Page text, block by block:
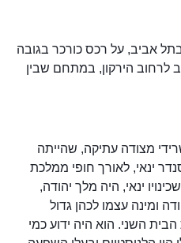
אביב, על רכס כורכר בגובה
לרחוב הירקון, במתחם שבין
מצודה עתיקה, שהייתה
ינאי, לאורך חופי ממלכת
ינאי, היה מלך יהודה,
ומינה עצמו לכהן גדול
השני. הוא היה ידוע כמי